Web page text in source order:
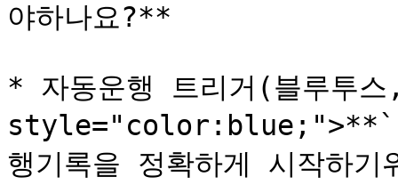
야하나요?**
* 자동운행 트리거(블루투
style="color:blue;">**`'
행기록을 정확하게 시작하